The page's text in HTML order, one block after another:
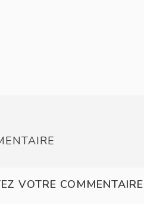
VOTRE COMMENTAIRE